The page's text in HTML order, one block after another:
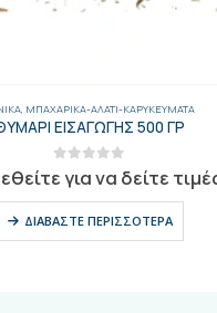
, ΜΠΑΧΑΡΙΚΆ-ΑΛΆΤΙ-ΚΑΡΥΚΕΎΜΑΤΑ
ΕΙΣΑΓΩΓΗΣ 500 ΓΡ
out of 5
για να δείτε
ΔΙΑΒΆΣΤΕ ΠΕΡΙΣΣΌΤΕΡΑ